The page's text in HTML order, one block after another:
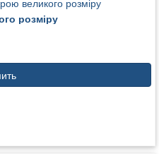
розміру